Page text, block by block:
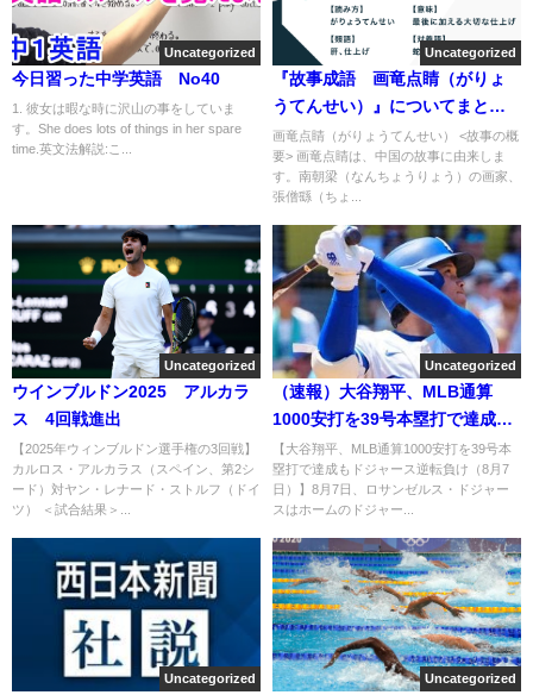
Uncategorized
今日習った中学英語 No40
1. 彼女は暇な時に沢山の事をしていま
す。She does lots of things in her spare
time.英文法解説:こ...
Uncategorized
『故事成語 画竜点睛（がりょ
うてんせい）』についてまとめ
てみた
画竜点睛（がりょうてんせい） <故事の概
要> 画竜点睛は、中国の故事に由来しま
す。南朝梁（なんちょうりょう）の画家、
張僧繇（ちょ...
Uncategorized
ウインブルドン2025 アルカラ
ス 4回戦進出
【2025年ウィンブルドン選手権の3回戦】
カルロス・アルカラス（スペイン、第2シ
ード）対ヤン・レナード・ストルフ（ドイ
ツ） ＜試合結果＞...
Uncategorized
（速報）大谷翔平、MLB通算
1000安打を39号本塁打で達成も
ドジャース逆転負け（8月7日）
【大谷翔平、MLB通算1000安打を39号本
塁打で達成もドジャース逆転負け（8月7
日）】8月7日、ロサンゼルス・ドジャー
スはホームのドジャー...
Uncategorized Uncategorized